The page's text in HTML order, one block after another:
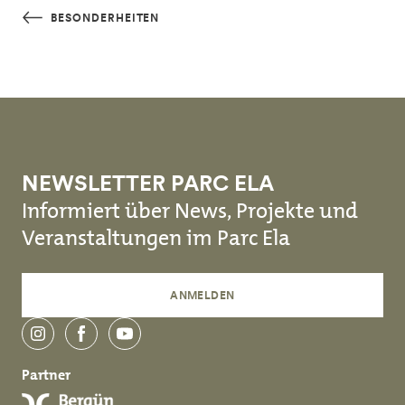
Skip to main content
BESONDERHEITEN
NEWSLETTER PARC ELA
Informiert über News, Projekte und
Veranstaltungen im Parc Ela
ANMELDEN
instagramfacebookyoutube
Partner